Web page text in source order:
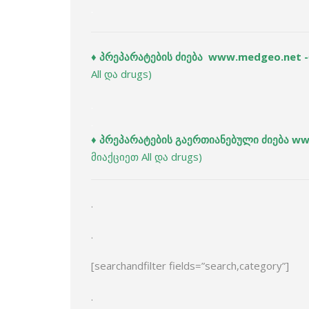
♦ პრეპარატების ძიება www.medgeo.net
All და drugs)
♦ პრეპარატების გაერთიანებული ძიება
მიაქციეთ All და drugs)
.
.
[searchandfilter fields=”search,category”]
.